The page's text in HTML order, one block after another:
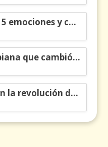
Resiliencia migrante: 5 emociones y cómo gestionarlas
Tatiana Toro: colombiana que cambió la historia de las matemáticas
Ciencia colombiana en la revolución de los órganos en chips